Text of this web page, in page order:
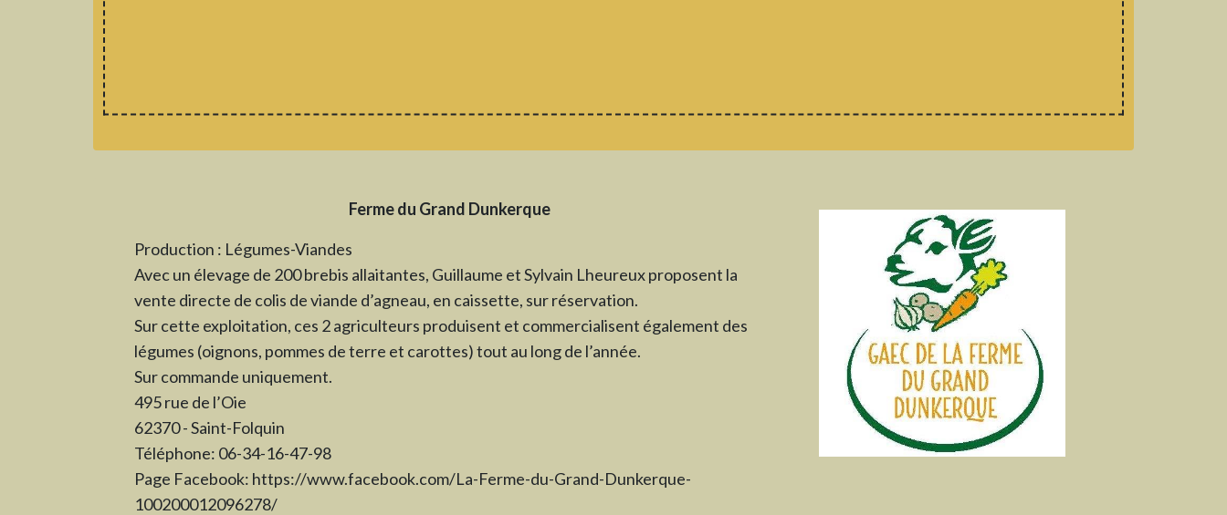
Ferme du Grand Dunkerque
Production : Légumes-Viandes
Avec un élevage de 200 brebis allaitantes, Guillaume et Sylvain Lheureux proposent la
vente directe de colis de viande d’agneau, en caissette, sur réservation.
Sur cette exploitation, ces 2 agriculteurs produisent et commercialisent également des
légumes (oignons, pommes de terre et carottes) tout au long de l’année.
Sur commande uniquement.
495 rue de l’Oie
62370 - Saint-Folquin
Téléphone: 06-34-16-47-98
Page Facebook: https://www.facebook.com/La-Ferme-du-Grand-Dunkerque-
100200012096278/